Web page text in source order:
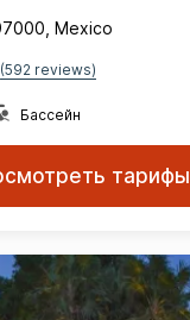
Mexico
(592 reviews)
Бассейн
тарифы